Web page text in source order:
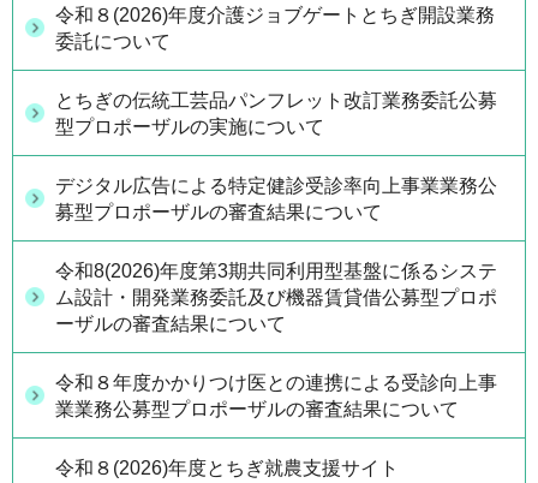
令和８(2026)年度介護ジョブゲートとちぎ開設業務
委託について
とちぎの伝統工芸品パンフレット改訂業務委託公募
型プロポーザルの実施について
デジタル広告による特定健診受診率向上事業業務公
募型プロポーザルの審査結果について
令和8(2026)年度第3期共同利用型基盤に係るシステ
ム設計・開発業務委託及び機器賃貸借公募型プロポ
ーザルの審査結果について
令和８年度かかりつけ医との連携による受診向上事
業業務公募型プロポーザルの審査結果について
令和８(2026)年度とちぎ就農支援サイト